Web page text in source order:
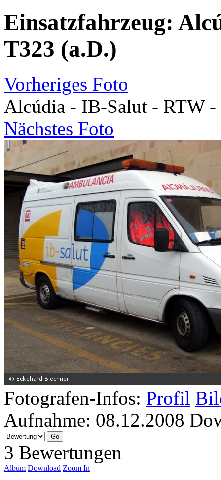
Einsatzfahrzeug:
T323 (a.D.)
Vorheriges Foto
Alcúdia - IB-Salut - RTW -
Nächstes Foto
Fotografen-Infos: Profil
Aufnahme: 08.12.2008
3 Bewertungen
Album Download Zoom In